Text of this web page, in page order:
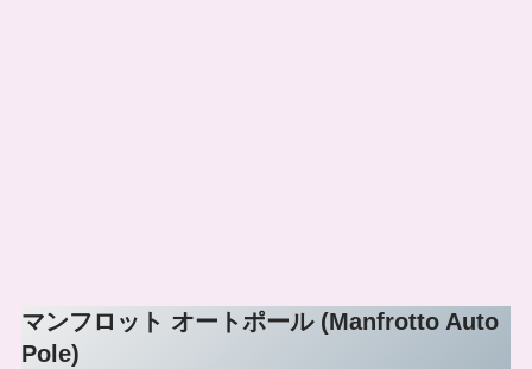
マンフロット オートポール (Manfrotto Auto
Pole)